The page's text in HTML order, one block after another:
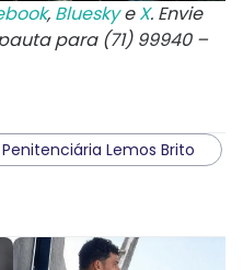
, BlueskyeX. Envie
para (71) 99940 –
Penitenciária Lemos Brito